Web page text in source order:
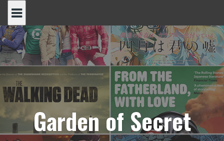
content
Garden of Secret